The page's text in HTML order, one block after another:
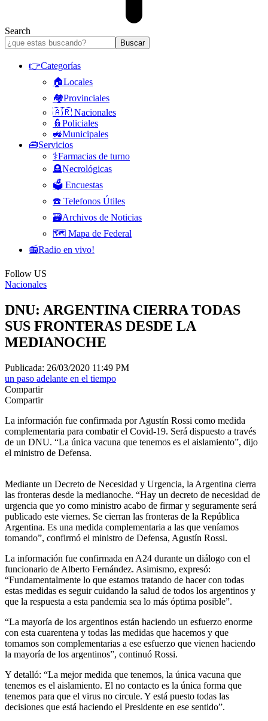
Search
👉Categorías
🏠Locales
🏘️Provinciales
🇦🇷 Nacionales
👮Policiales
🚜Municipales
🧰Servicios
⚕️Farmacias de turno
🪦Necrológicas
🗳️ Encuestas
☎️ Telefonos Útiles
🗃️Archivos de Noticias
🗺️ Mapa de Federal
📻Radio en vivo!
Follow US
Nacionales
DNU: ARGENTINA CIERRA TODAS
SUS FRONTERAS DESDE LA
MEDIANOCHE
Publicada: 26/03/2020 11:49 PM
un paso adelante en el tiempo
Compartir
Compartir
La información fue confirmada por Agustín Rossi como medida
complementaria para combatir el Covid-19. Será dispuesto a través
de un DNU. “La única vacuna que tenemos es el aislamiento”, dijo
el ministro de Defensa.
Mediante un Decreto de Necesidad y Urgencia, la Argentina cierra
las fronteras desde la medianoche. “Hay un decreto de necesidad de
urgencia que yo como ministro acabo de firmar y seguramente será
publicado este viernes. Se cierran las fronteras de la República
Argentina. Es una medida complementaria a las que veníamos
tomando”, confirmó el ministro de Defensa, Agustín Rossi.
La información fue confirmada en A24 durante un diálogo con el
funcionario de Alberto Fernández. Asimismo, expresó:
“Fundamentalmente lo que estamos tratando de hacer con todas
estas medidas es seguir cuidando la salud de todos los argentinos y
que la respuesta a esta pandemia sea lo más óptima posible”.
“La mayoría de los argentinos están haciendo un esfuerzo enorme
con esta cuarentena y todas las medidas que hacemos y que
tomamos son complementarias a ese esfuerzo que vienen haciendo
la mayoría de los argentinos”, continuó Rossi.
Y detalló: “La mejor medida que tenemos, la única vacuna que
tenemos es el aislamiento. El no contacto es la única forma que
tenemos para que el virus no circule. Y está puesto todas las
decisiones que está haciendo el Presidente en ese sentido”.